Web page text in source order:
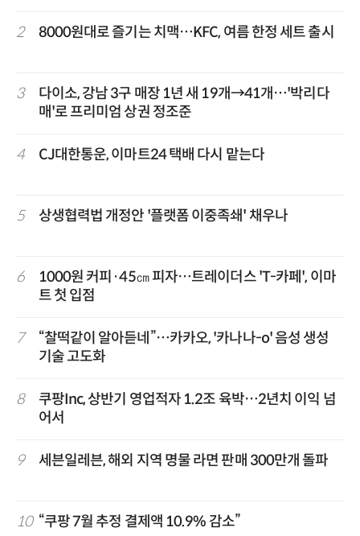
2 8000원대로 즐기는 치맥…KFC, 여름 한정 세트 출시
3
다이소, 강남 3구 매장 1년 새 19개→41개…'박리다
매'로 프리미엄 상권 정조준
4 CJ대한통운, 이마트24 택배 다시 맡는다
5 상생협력법 개정안 '플랫폼 이중족쇄' 채우나
6
1000원 커피·45㎝ 피자…트레이더스 'T-카페', 이마
트 첫 입점
7
“찰떡같이 알아듣네”…카카오, '카나나-o' 음성 생성
기술 고도화
8
쿠팡Inc, 상반기 영업적자 1.2조 육박…2년치 이익 넘
어서
9 세븐일레븐, 해외 지역 명물 라면 판매 300만개 돌파
10 “쿠팡 7월 추정 결제액 10.9% 감소”